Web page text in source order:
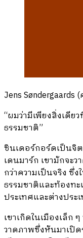
Jens Søndergaards
“ผมว่ามีเพียงสิ่งเดี
ธรรมชาติ”
ซินเดอร์กอร์ดเป็นจิ
เดนมาร์ก เขามักจะ
กว่าความเป็นจริง ซึ่
ธรรมชาติและท้องทะ
ประเทศและต่างประ
เขาเกิดในเมืองเล็ก
วาดภาพซึ่งหันมาเปิด